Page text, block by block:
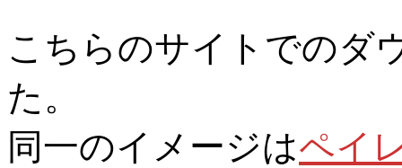
こちらのサイトでのダ
た。
同一のイメージはペイ